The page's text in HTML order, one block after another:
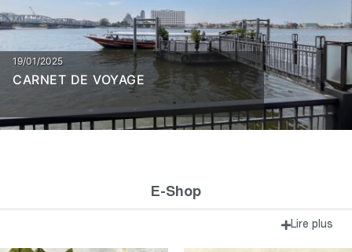
19/01/2025
CARNET DE VOYAGE
E-Shop
Lire plus